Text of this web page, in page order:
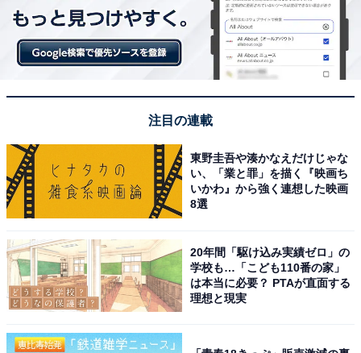
Pioneer バックカメラ ND-BC9 汎用 カロッツェリア
Amazonで見る
【Amazon.co.jp 限定】 Pioneer 車載用 Wi-Fi ルーター
DCT-WR200D-E 無制限 定額料金 バッテリーレス
「docomo in Car Connect」 カロッツェリア
Amazonで見る
注目の連載
東野圭吾や湊かなえだけじゃな
い、「業と罪」を描く『映画ち
いかわ』から強く連想した映画
8選
20年間「駆け込み実績ゼロ」の
学校も…「こども110番の家」
は本当に必要？ PTAが直面する
理想と現実